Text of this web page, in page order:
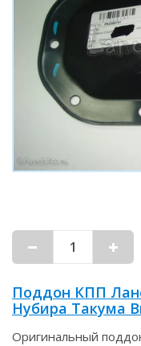
Поддон КПП
Нубира Такума
Оригинальный